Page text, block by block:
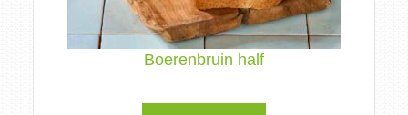
Boerenbruin half